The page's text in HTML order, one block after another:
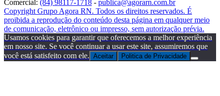
Comercial: (84) 98117-1718 - publica@agorarn.com.br
Copyright Grupo Agora RN. Todos os direitos reservados. É
proibida a reprodução do conteúdo desta página em qualquer meio
de comunicação, eletrônico ou impresso, sem autorização prévia.
Usamos cookies para garantir que oferecemos a melhor experiência
em nosso site. Se você continuar a usar este site, assumiremos que
você está satisfeito com ele. Aceitar Politica de Privacidade